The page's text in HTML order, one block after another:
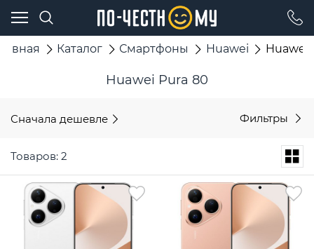
Каталог Смартфоны Huawei Huawei
Huawei Pura 80
Сначала дешевле Фильтры
Товаров: 2